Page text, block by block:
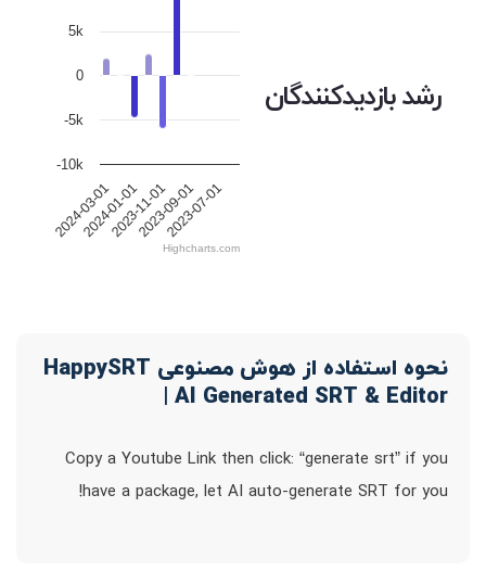
رشد بازدیدکنندگان
2024-03-01
2024-01-01
2023-11-01
2023-09-01
2023-07-01
-10k
-5k
0
5k
Highcharts.com
نحوه استفاده از هوش مصنوعی HappySRT
| AI Generated SRT & Editor
Copy a Youtube Link then click: “generate srt” if you
have a package, let AI auto-generate SRT for you!